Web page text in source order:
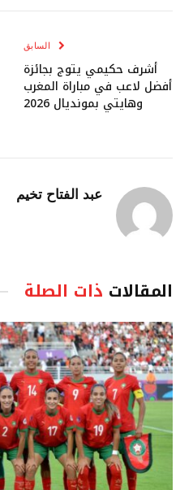
السابق
أشرف حكيمي يتوج بجائزة
أفضل لاعب في مباراة المغرب
وهايتي بمونديال 2026
عبد الفتاح تخيم
المقالات ذات الصلة